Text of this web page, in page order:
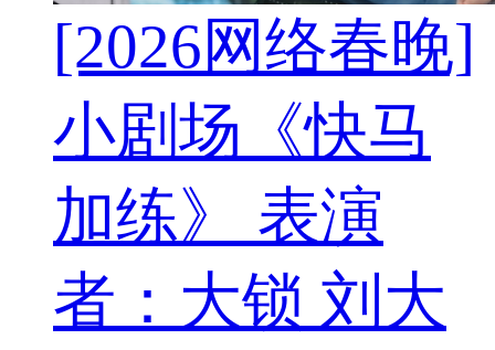
[2026网络春晚]
小剧场《快马
加练》 表演
者：大锁 刘大